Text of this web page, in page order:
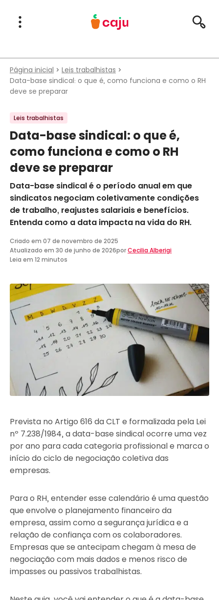
Menu Principal
Abrir Menu
Página inicial
Leis trabalhistas
Data-base sindical: o que é, como funciona e como o RH
deve se preparar
Leis trabalhistas
Data-base sindical: o que é,
como funciona e como o RH
deve se preparar
Data-base sindical é o período anual em que
sindicatos negociam coletivamente condições
de trabalho, reajustes salariais e benefícios.
Entenda como a data impacta na vida do RH.
Criado em 07 de novembro de 2025
Atualizado em 30 de junho de 2026porCecilia Alberigi
Leia em 12 minutos
Prevista no Artigo 616 da CLT e formalizada pela Lei
nº 7.238/1984, a data-base sindical ocorre uma vez
por ano para cada categoria profissional e marca o
início do ciclo de negociação coletiva das
empresas.
Para o RH, entender esse calendário é uma questão
que envolve o planejamento financeiro da
empresa, assim como a segurança jurídica e a
relação de confiança com os colaboradores.
Empresas que se antecipam chegam à mesa de
negociação com mais dados e menos risco de
impasses ou passivos trabalhistas.